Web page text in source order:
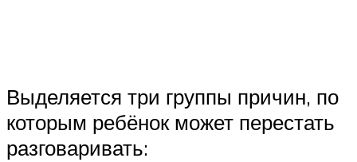
Выделяется три группы причин, по
которым ребёнок может перестать
разговаривать: